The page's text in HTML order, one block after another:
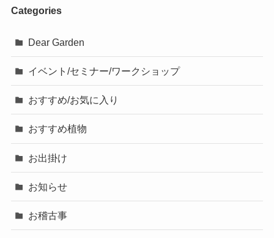
Categories
Dear Garden
イベント/セミナー/ワークショップ
おすすめ/お気に入り
おすすめ植物
お出掛け
お知らせ
お稽古事